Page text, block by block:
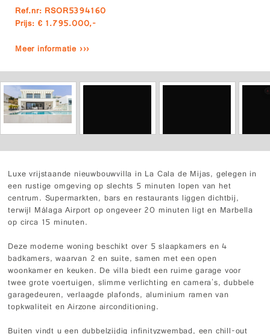
Ref.nr: RSOR5394160
Prijs: € 1.795.000,-
Meer informatie ›››
Luxe vrijstaande nieuwbouwvilla in La Cala de Mijas, gelegen in
een rustige omgeving op slechts 5 minuten lopen van het
centrum. Supermarkten, bars en restaurants liggen dichtbij,
terwijl Málaga Airport op ongeveer 20 minuten ligt en Marbella
op circa 15 minuten.
Deze moderne woning beschikt over 5 slaapkamers en 4
badkamers, waarvan 2 en suite, samen met een open
woonkamer en keuken. De villa biedt een ruime garage voor
twee grote voertuigen, slimme verlichting en camera's, dubbele
garagedeuren, verlaagde plafonds, aluminium ramen van
topkwaliteit en Airzone airconditioning.